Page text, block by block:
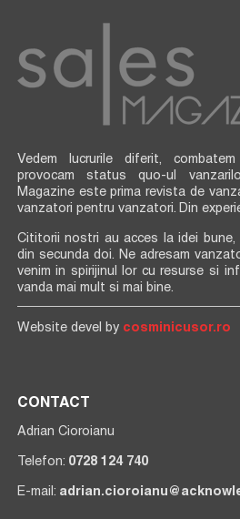
Vedem lucrurile diferit,
provocam status quo-ul
Magazine este prima revista de
vanzatori pentru vanzatori. Din
Cititorii nostri au acces la idei
din secunda doi. Ne adresam
venim in spirijinul lor cu resurse si
vanda mai mult si mai bine.
Website devel by cosminicusor.ro
CONTACT
Adrian Cioroianu
Telefon: 0728 124 740
E-mail: